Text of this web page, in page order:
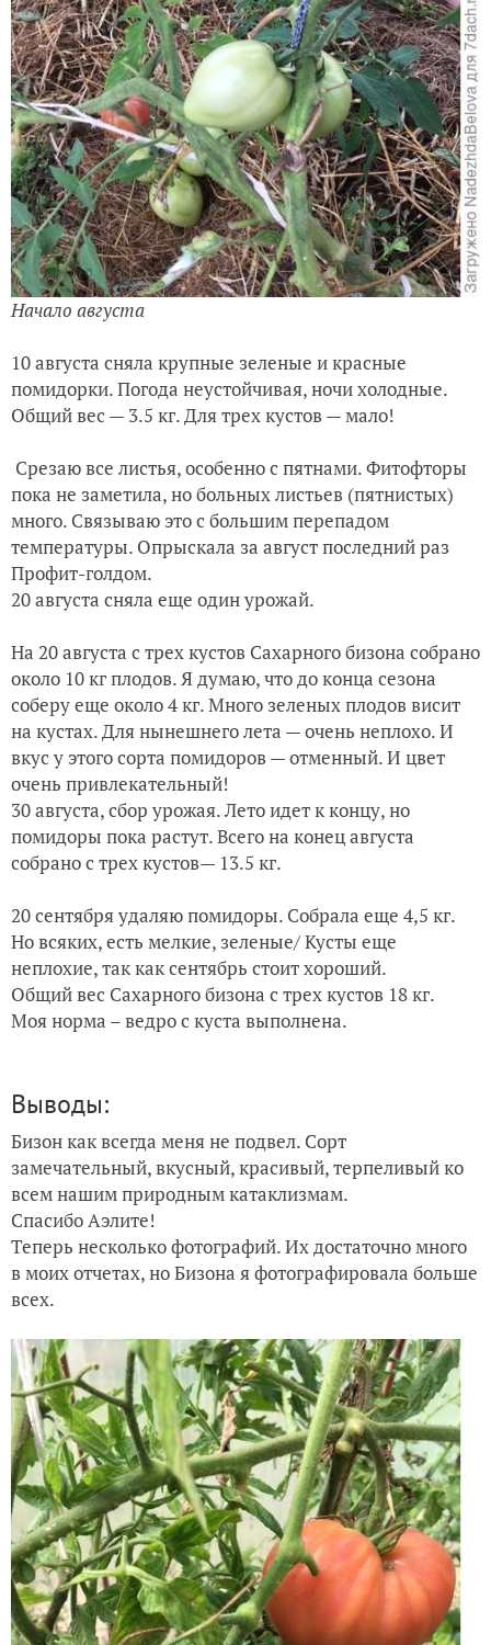
Начало августа
10 августа сняла крупные зеленые и красные
помидорки. Погода неустойчивая, ночи холодные.
Общий вес — 3.5 кг. Для трех кустов — мало!
Срезаю все листья, особенно с пятнами. Фитофторы
пока не заметила, но больных листьев (пятнистых)
много. Связываю это с большим перепадом
температуры. Опрыскала за август последний раз
Профит-голдом.
20 августа сняла еще один урожай.
На 20 августа с трех кустов Сахарного бизона собрано
около 10 кг плодов. Я думаю, что до конца сезона
соберу еще около 4 кг. Много зеленых плодов висит
на кустах. Для нынешнего лета — очень неплохо. И
вкус у этого сорта помидоров — отменный. И цвет
очень привлекательный!
30 августа, сбор урожая. Лето идет к концу, но
помидоры пока растут. Всего на конец августа
собрано с трех кустов— 13.5 кг.
20 сентября удаляю помидоры. Собрала еще 4,5 кг.
Но всяких, есть мелкие, зеленые/ Кусты еще
неплохие, так как сентябрь стоит хороший.
Общий вес Сахарного бизона с трех кустов 18 кг.
Моя норма – ведро с куста выполнена.
Выводы:
Бизон как всегда меня не подвел. Сорт
замечательный, вкусный, красивый, терпеливый ко
всем нашим природным катаклизмам.
Спасибо Аэлите!
Теперь несколько фотографий. Их достаточно много
в моих отчетах, но Бизона я фотографировала больше
всех.